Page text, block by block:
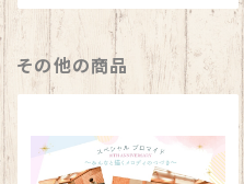
その他の商品